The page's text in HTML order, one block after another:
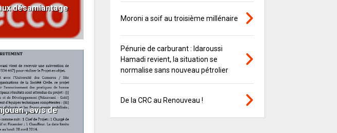
désamiantage
, avis de
Moroni a soif au troisième millénaire
Pénurie de carburant : Idaroussi
Hamadi revient, la situation se
normalise sans nouveau pétrolier
De la CRC au Renouveau !